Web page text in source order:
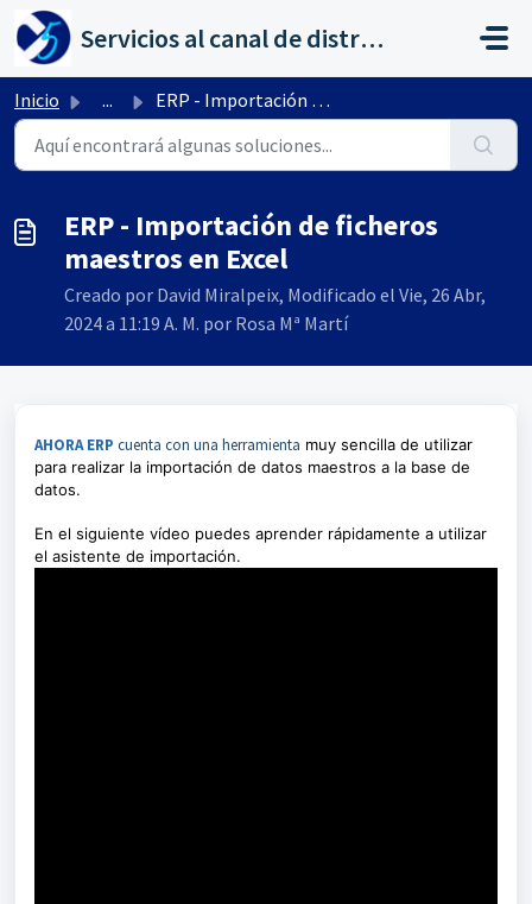
Saltar al contenido principal
Servicios al canal de distribución de AHORA
Inicio ... ERP - Importación de ficheros maestros en Excel
ERP - Importación de ficheros
maestros en Excel
Creado por David Miralpeix, Modificado el Vie, 26 Abr,
2024 a 11:19 A. M. por Rosa Mª Martí
AHORA ERP cuenta con una herramienta muy sencilla de utilizar
para realizar la importación de datos maestros a la base de
datos.
En el siguiente vídeo puedes aprender rápidamente a utilizar
el asistente de importación.